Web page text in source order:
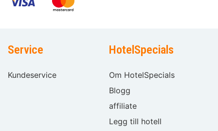
Service
Kundeservice
HotelSpecials
Om HotelSpecials
Blogg
affiliate
Legg till hotell